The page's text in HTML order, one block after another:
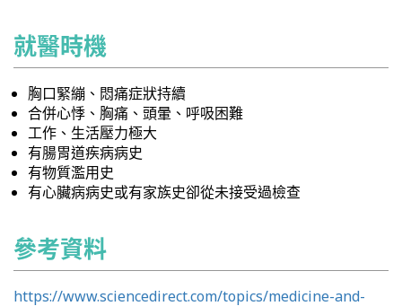
就醫時機
胸口緊繃、悶痛症狀持續
合併心悸、胸痛、頭暈、呼吸困難
工作、生活壓力極大
有腸胃道疾病病史
有物質濫用史
有心臟病病史或有家族史卻從未接受過檢查
參考資料
https://www.sciencedirect.com/topics/medicine-and-